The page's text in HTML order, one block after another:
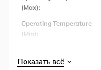
(Max):
Operating Temperature
(Min):
Power Dissipation: